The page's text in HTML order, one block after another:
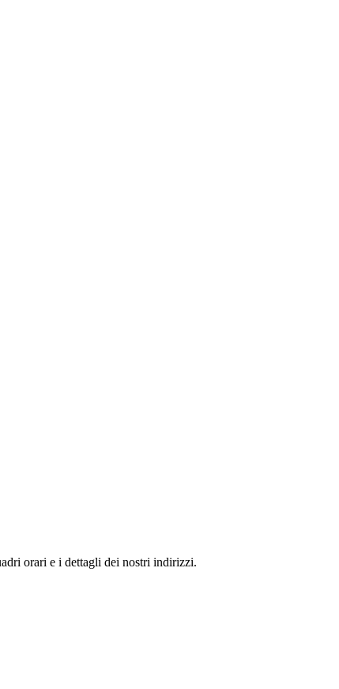
orari e i dettagli dei nostri indirizzi.